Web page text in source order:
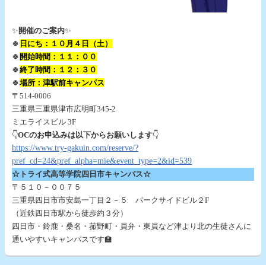
✨開催のご案内✨
🍀 日にち：１０月４日（土）
🍀 開始時間：１ １： ００
🍀終了時間：１２：３０
🍀場所：津駅前キャンパス
〒514-0006
三重県三重県津市広明町345-2
ミエライスビル 3F
👇OCのお申込みは以下からお願いします👇
https://www.try-gakuin.com/reserve/?
pref_cd=24&pref_alpha=mie&event_type=2&id=539
☆トライ式高等学院四日市キャンパス☆
〒５１０－００７５
三重県四日市市安島一丁目２－５ パークサイドビル２F
（近鉄四日市駅から徒歩約３分）
四日市・鈴鹿・桑名・菰野町・員弁・東員など津より北の生徒さんに
通いやすいキャンパスです🏫